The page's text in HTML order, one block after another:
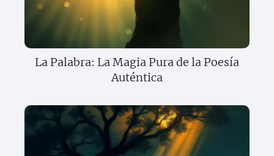
La Palabra: La Magia Pura de la Poesía
Auténtica